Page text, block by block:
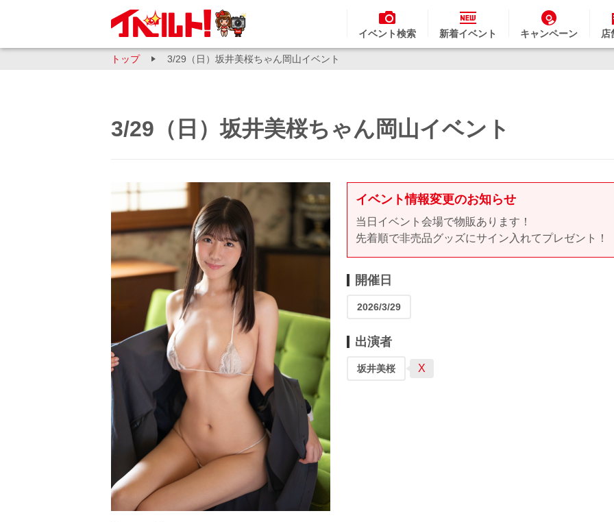
イベント検索 新着イベント キャンペーン 店
トップ 3/29（日）坂井美桜ちゃん岡山イベント
3/29（日）坂井美桜ちゃん岡山イベント
イベント情報変更のお知らせ
当日イベント会場で物販あります！
先着順で非売品グッズにサイン入れてプレゼント！
開催日
2026/3/29
出演者
坂井美桜 X